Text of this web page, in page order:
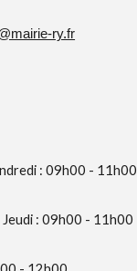
ry.fr
: 09h00 - 11h00
: 09h00 - 11h00